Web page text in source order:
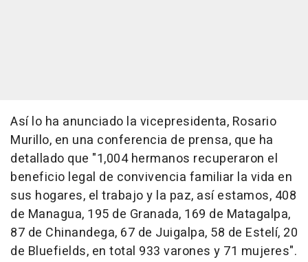
Así lo ha anunciado la vicepresidenta, Rosario
Murillo, en una conferencia de prensa, que ha
detallado que "1,004 hermanos recuperaron el
beneficio legal de convivencia familiar la vida en
sus hogares, el trabajo y la paz, así estamos, 408
de Managua, 195 de Granada, 169 de Matagalpa,
87 de Chinandega, 67 de Juigalpa, 58 de Estelí, 20
de Bluefields, en total 933 varones y 71 mujeres".